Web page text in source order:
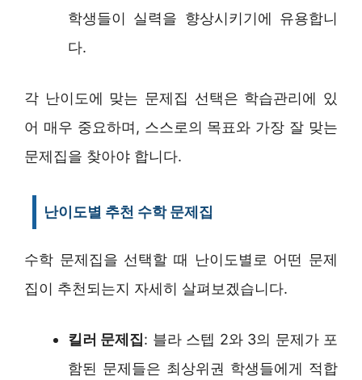
학생들이 실력을 향상시키기에 유용합니
다.
각 난이도에 맞는 문제집 선택은 학습관리에 있
어 매우 중요하며, 스스로의 목표와 가장 잘 맞는
문제집을 찾아야 합니다.
난이도별 추천 수학 문제집
수학 문제집을 선택할 때 난이도별로 어떤 문제
집이 추천되는지 자세히 살펴보겠습니다.
킬러 문제집: 블라 스텝 2와 3의 문제가 포
함된 문제들은 최상위권 학생들에게 적합